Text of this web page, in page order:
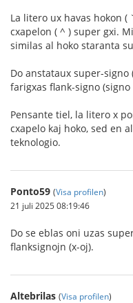
La litero ux havas hokon (
cxapelon ( ^ ) super gxi.
similas al hoko staranta
Do anstataux super-
farigxas flank-signo
Pensante tiel, la litero x
cxapelo kaj hoko, sed en
teknologio.
Ponto59 (Visa profilen)
21 juli 2025 08:19:46
Do se eblas oni uzas
flanksignojn (x-oj).
Altebrilas (Visa profilen)